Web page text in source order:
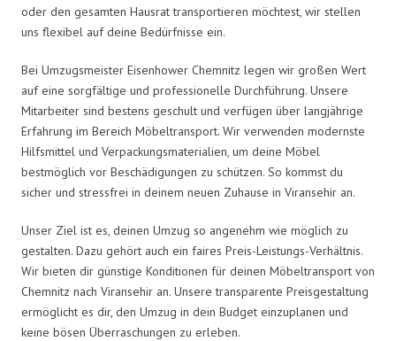
oder den gesamten Hausrat transportieren möchtest, wir stellen
uns flexibel auf deine Bedürfnisse ein.
Bei Umzugsmeister Eisenhower Chemnitz legen wir großen Wert
auf eine sorgfältige und professionelle Durchführung. Unsere
Mitarbeiter sind bestens geschult und verfügen über langjährige
Erfahrung im Bereich Möbeltransport. Wir verwenden modernste
Hilfsmittel und Verpackungsmaterialien, um deine Möbel
bestmöglich vor Beschädigungen zu schützen. So kommst du
sicher und stressfrei in deinem neuen Zuhause in Viransehir an.
Unser Ziel ist es, deinen Umzug so angenehm wie möglich zu
gestalten. Dazu gehört auch ein faires Preis-Leistungs-Verhältnis.
Wir bieten dir günstige Konditionen für deinen Möbeltransport von
Chemnitz nach Viransehir an. Unsere transparente Preisgestaltung
ermöglicht es dir, den Umzug in dein Budget einzuplanen und
keine bösen Überraschungen zu erleben.